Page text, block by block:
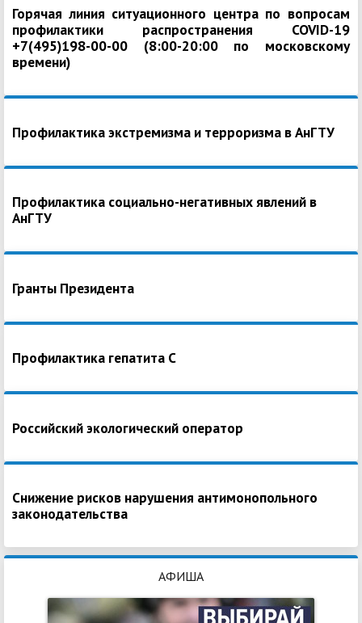
Горячая линия ситуационного центра по вопросам
профилактики распространения COVID-19
+7(495)198-00-00 (8:00-20:00 по московскому
времени)
Профилактика экстремизма и терроризма в АнГТУ
Профилактика социально-негативных явлений в
АнГТУ
Гранты Президента
Профилактика гепатита С
Российский экологический оператор
Снижение рисков нарушения антимонопольного
законодательства
АФИША